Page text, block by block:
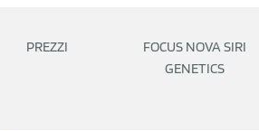
PREZZI
FOCUS NOVA SIRI
GENETICS